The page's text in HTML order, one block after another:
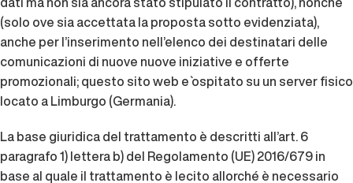
(solo ove sia accettata la proposta sotto evidenziata),
anche per l’inserimento nell’elenco dei destinatari delle
comunicazioni di nuove nuove iniziative e offerte
promozionali; questo sito web e` ospitato su un server fisico
locato a Limburgo (Germania).
La base giuridica del trattamento è descritti all’art. 6
paragrafo 1) lettera b) del Regolamento (UE) 2016/679 in
base al quale il trattamento è lecito allorché è necessario